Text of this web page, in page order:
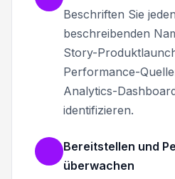
Beschriften Sie
beschreibenden
Story-
Performance-
Analytics-
identifizieren.
Bereitstellen und
überwachen